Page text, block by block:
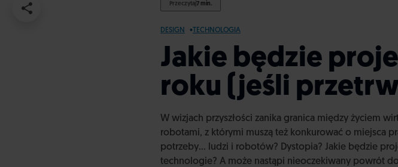
Przeczytaj7 min.
DESIGN TECHNOLOGIA
Jakie będzie
roku (jeśli
W wizjach przyszłości zanika granica między życiem
robotami, z którymi muszą też konkurować o miejsca
potrzeby… ludzi i robotów? Dystopia? Jakie będzie
technologie? A może nastąpi nieoczekiwany powrót